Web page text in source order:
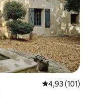
Prosječna
4,93 (101)